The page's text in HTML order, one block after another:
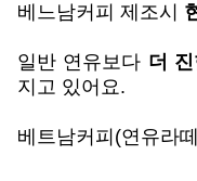
베느남커피 제조시
일반 연유보다 더
지고 있어요.
베트남커피(연유라